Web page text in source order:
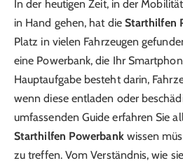
In der heutigen Zeit, in der
in Hand gehen, hat die Starthilfen
Platz in vielen Fahrzeugen
eine Powerbank, die Ihr
Hauptaufgabe besteht darin,
wenn diese entladen oder
umfassenden Guide erfahren Sie
Starthilfen Powerbankwissen
zu treffen. Vom Verständnis, wie